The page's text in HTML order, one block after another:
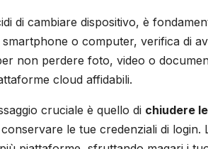
di cambiare dispositivo, è
o computer, verifica di
non perdere foto, video o
cloud affidabili.
cruciale è quello di chiudere
le tue credenziali di login.